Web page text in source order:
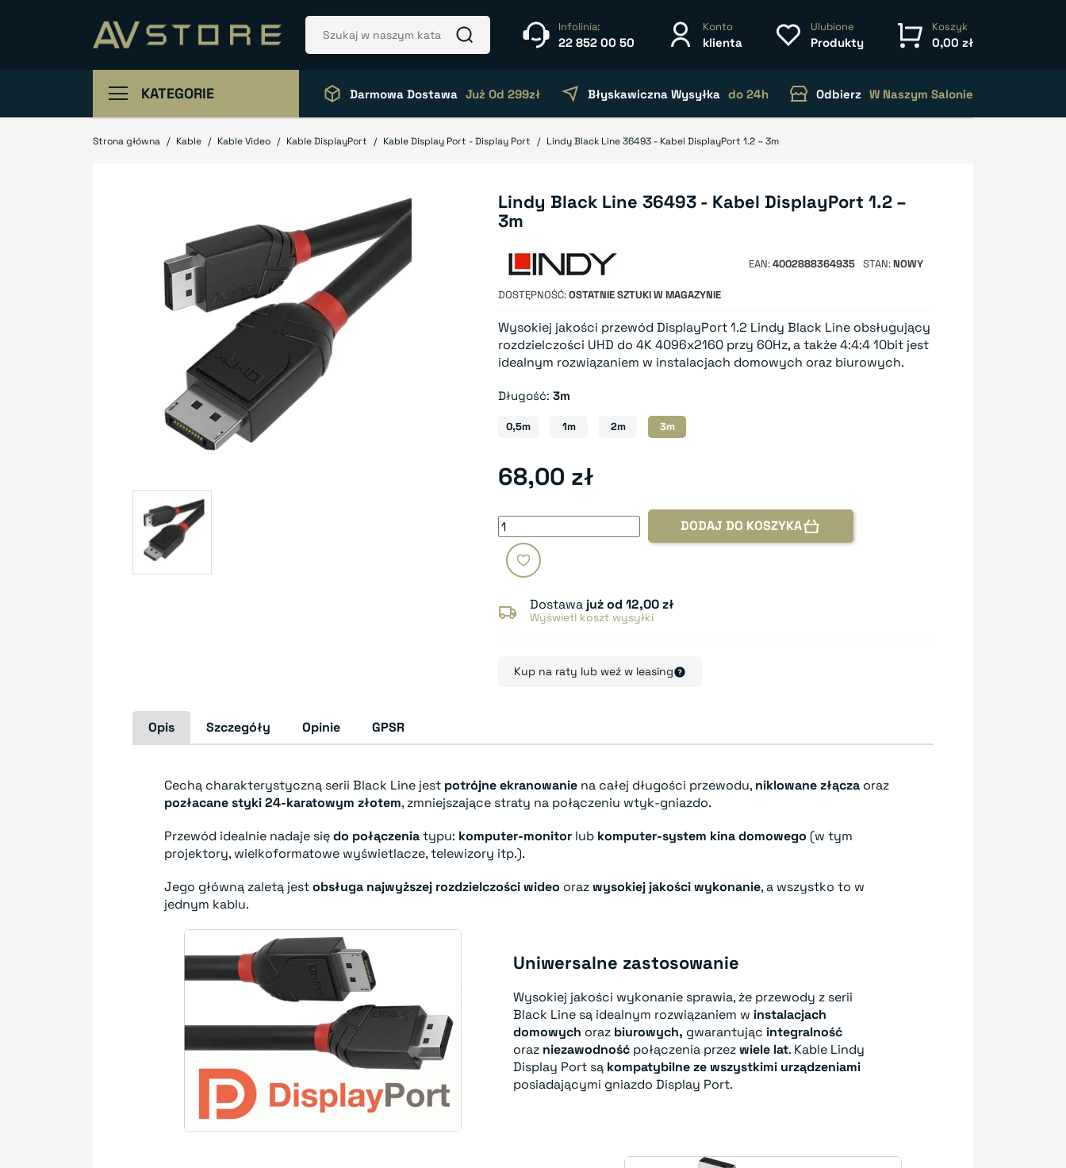
Infolinia:
22 852 00 50
Konto
klienta
Ulubione
Produkty
Koszyk
0,00 zł
KATEGORIE Darmowa Dostawa Już Od 299zł Błyskawiczna Wysyłka do 24h Odbierz W Naszym Salonie
Strona główna Kable Kable Video Kable DisplayPort Kable Display Port - Display Port Lindy Black Line 36493 - Kabel DisplayPort 1.2 – 3m
Lindy Black Line 36493 - Kabel DisplayPort 1.2 –
3m
EAN 4002888364935 STAN NOWY
DOSTĘPNOŚĆ OSTATNIE SZTUKI W MAGAZYNIE
Wysokiej jakości przewód DisplayPort 1.2 Lindy Black Line obsługujący
rozdzielczości UHD do 4K 4096x2160 przy 60Hz, a także 4:4:4 10bit jest
idealnym rozwiązaniem w instalacjach domowych oraz biurowych.
Długość:3m
0,5m 1m 2m 3m
68,00 zł
DODAJ DO KOSZYKA
Dostawa już od 12,00 zł
Wyświetl koszt wysyłki
Kup na raty lub weź w leasing
Opis Szczegóły Opinie GPSR
Cechą charakterystyczną serii Black Line jest potrójne ekranowanie na całej długości przewodu, niklowane złącza oraz
pozłacane styki 24-karatowym złotem, zmniejszające straty na połączeniu wtyk-gniazdo.
Przewód idealnie nadaje siędo połączeniatypu: komputer-monitor lub komputer-system kina domowego (w tym
projektory, wielkoformatowe wyświetlacze, telewizory itp.).
Jego główną zaletą jestobsługa najwyższej rozdzielczości wideo orazwysokiej jakości wykonanie, a wszystko to w
jednym kablu.
Uniwersalne zastosowanie
Wysokiej jakości wykonanie sprawia, że przewody z serii
Black Line są idealnym rozwiązaniem w instalacjach
domowych oraz biurowych, gwarantując integralność
oraz niezawodność połączenia przezwiele lat. Kable Lindy
Display Port są kompatybilne ze wszystkimi urządzeniami
posiadającymi gniazdo Display Port.